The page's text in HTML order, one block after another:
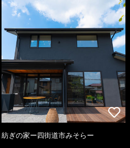
紡ぎの家ー四街道市みそらー